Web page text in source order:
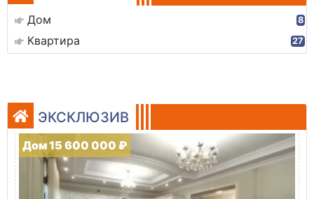
Дом 8
Квартира 27
ЭКСКЛЮЗИВ
Дом 15 600 000 ₽